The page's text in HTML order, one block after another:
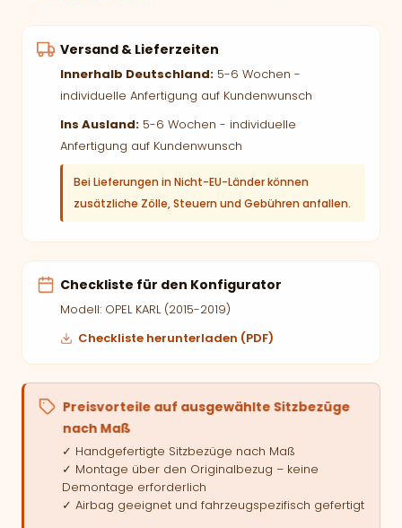
Versand & Lieferzeiten
Innerhalb Deutschland: 5-6 Wochen -
individuelle Anfertigung auf Kundenwunsch
Ins Ausland: 5-6 Wochen - individuelle
Anfertigung auf Kundenwunsch
Bei Lieferungen in Nicht-EU-Länder können
zusätzliche Zölle, Steuern und Gebühren anfallen.
Checkliste für den Konfigurator
Modell: OPEL KARL (2015-2019)
Checkliste herunterladen (PDF)
Preisvorteile auf ausgewählte Sitzbezüge
nach Maß
✓ Handgefertigte Sitzbezüge nach Maß
✓ Montage über den Originalbezug – keine
Demontage erforderlich
✓ Airbag geeignet und fahrzeugspezifisch gefertigt